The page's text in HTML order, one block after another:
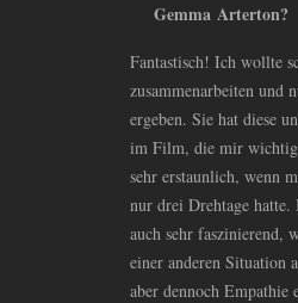
Gemma Arterton?
Fantastisch! Ich wollte
zusammenarbeiten und
ergeben. Sie hat diese
im Film, die mir
sehr erstaunlich, wenn
nur drei Drehtage
auch sehr faszinierend,
einer anderen Situation
aber dennoch Empathie